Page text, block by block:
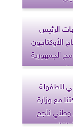
الرئيس
الأوكتاجون
الجمهورية
للطفولة
مع وزارة
وطني ناجح